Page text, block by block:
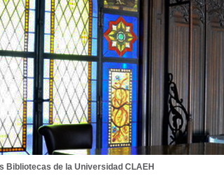
Bibliotecas de la Universidad CLAEH